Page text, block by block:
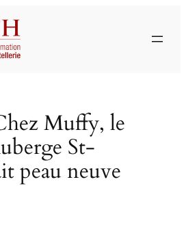
Muffy, le
St-
peau neuve